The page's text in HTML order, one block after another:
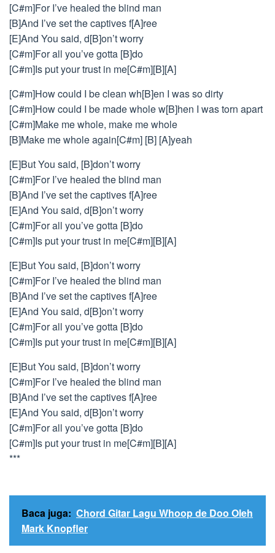
[C#m]For I’ve healed the blind man
[B]And I’ve set the captives f[A]ree
[E]And You said, d[B]on’t worry
[C#m]For all you’ve gotta [B]do
[C#m]Is put your trust in me[C#m][B][A]
[C#m]How could I be clean wh[B]en I was so dirty
[C#m]How could I be made whole w[B]hen I was torn apart
[C#m]Make me whole, make me whole
[B]Make me whole again[C#m] [B] [A]yeah
[E]But You said, [B]don’t worry
[C#m]For I’ve healed the blind man
[B]And I’ve set the captives f[A]ree
[E]And You said, d[B]on’t worry
[C#m]For all you’ve gotta [B]do
[C#m]Is put your trust in me[C#m][B][A]
[E]But You said, [B]don’t worry
[C#m]For I’ve healed the blind man
[B]And I’ve set the captives f[A]ree
[E]And You said, d[B]on’t worry
[C#m]For all you’ve gotta [B]do
[C#m]Is put your trust in me[C#m][B][A]
[E]But You said, [B]don’t worry
[C#m]For I’ve healed the blind man
[B]And I’ve set the captives f[A]ree
[E]And You said, d[B]on’t worry
[C#m]For all you’ve gotta [B]do
[C#m]Is put your trust in me[C#m][B][A]
***
Baca juga: Chord Gitar Lagu Whoop de Doo Oleh
Mark Knopfler